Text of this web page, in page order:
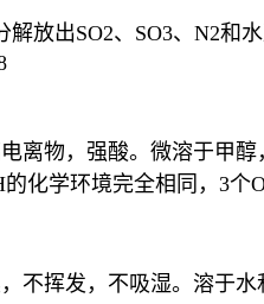
放出SO2、SO3、N2和水
离物，强酸。微溶于甲醇
化学环境完全相同，3
不挥发，不吸湿。溶于